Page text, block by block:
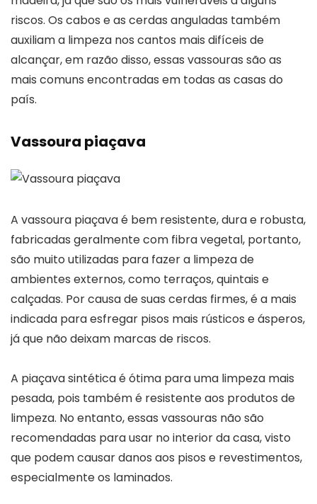
riscos. Os cabos e as cerdas anguladas também
auxiliam a limpeza nos cantos mais difíceis de
alcançar, em razão disso, essas vassouras são as
mais comuns encontradas em todas as casas do
país.
Vassoura piaçava
A vassoura piaçava é bem resistente, dura e robusta,
fabricadas geralmente com fibra vegetal, portanto,
são muito utilizadas para fazer a limpeza de
ambientes externos, como terraços, quintais e
calçadas. Por causa de suas cerdas firmes, é a mais
indicada para esfregar pisos mais rústicos e ásperos,
já que não deixam marcas de riscos.
A piaçava sintética é ótima para uma limpeza mais
pesada, pois também é resistente aos produtos de
limpeza. No entanto, essas vassouras não são
recomendadas para usar no interior da casa, visto
que podem causar danos aos pisos e revestimentos,
especialmente os laminados.